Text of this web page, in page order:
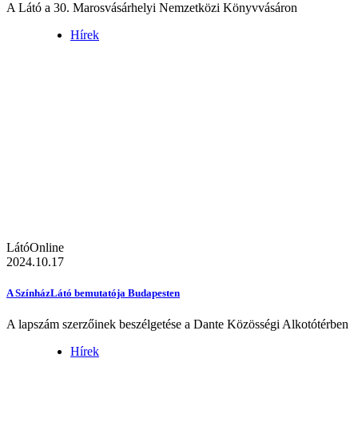
A Látó a 30. Marosvásárhelyi Nemzetközi Könyvvásáron
Hírek
LátóOnline
2024.10.17
A SzínházLátó bemutatója Budapesten
A lapszám szerzőinek beszélgetése a Dante Közösségi Alkotótérben
Hírek